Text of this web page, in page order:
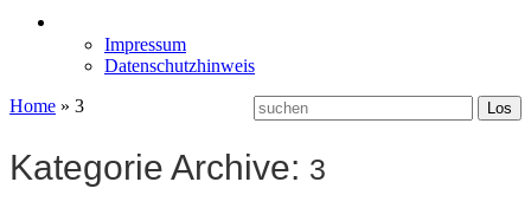
Impressum
Datenschutzhinweis
Home » 3
Kategorie Archive: 3